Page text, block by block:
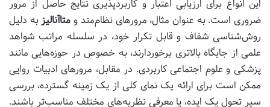
این انواع برای ارزیابی اعتبار و کاربردپذیری نتایج حاصل از مرور
ضروری است. به عنوان مثال، مرورهای نظام‌مند و متاآنالیزبه دلیل
روش‌شناسی شفاف و قابل تکرار خود، در سلسله مراتب شواهد
علمی از جایگاه بالاتری برخوردارند، به خصوص در حوزه‌هایی مانند
پزشکی و علوم اجتماعی کاربردی. در مقابل، مرورهای ادبیات روایی
ممکن است برای ارائه یک نمای کلی از یک زمینه گسترده، بررسی
سیر تحول یک ایده، یا معرفی نظریه‌های مختلف مناسب‌تر باشند.